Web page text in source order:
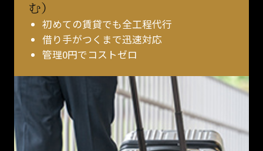
む）
初めての賃貸でも全工程代行
借り手がつくまで迅速対応
管理0円でコストゼロ